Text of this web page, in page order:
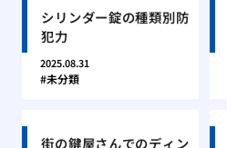
シリンダー錠の種類別防
犯力
2025.08.31
未分類
街の鍵屋さんでのディン